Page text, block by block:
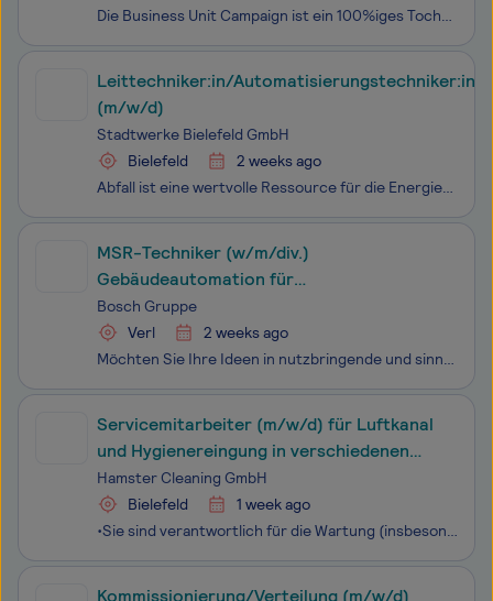
Die Business Unit Campaign ist ein 100%iges Tochterunternehmen von Bertelsmann und Teil der Division Bertelsmann Marketing Services. Seit mehr als 30 Jahren entwickeln wir als internationaler Dienstleistungsspezialist Marketing- und Kommunikationslösungen, die Menschen erreichen, Prozesse vereinfach
Leittechniker:in/Automatisierungstechniker:in
(m/w/d)
Stadtwerke Bielefeld GmbH
Bielefeld
2 weeks ago
Abfall ist eine wertvolle Ressource für die Energieerzeugung. In unserer Anlage am Standort Bielefeld nutzen wir sein Potenzial. Der verantwortungsvolle Umgang mit der Anlagentechnik fordert von allen Beschäftigten eine qualifizierte Ausbildung und stets aktuelles Fachwissen – entsprechend vielfälti
MSR-Techniker (w/m/div.)
Gebäudeautomation für
Bundeswehrobjekte – Gebiet Verl
Bosch Gruppe
Verl
2 weeks ago
Möchten Sie Ihre Ideen in nutzbringende und sinnvolle Technologien verwandeln? Ob im Bereich Mobility Solutions, Consumer Goods, Industrial Technology oder Energy and Building Technology - mit uns verbessern Sie die Lebensqualität der Menschen auf der ganzen Welt. Willkommen bei Bosch.Die Bosch Buil
Servicemitarbeiter (m/w/d) für Luftkanal
und Hygienereingung in verschiedenen
Anwendungsbereichen
Hamster Cleaning GmbH
Bielefeld
1 week ago
•Sie sind verantwortlich für die Wartung (insbesondere Luftkanalreinigung) von HLK-Anlagen: hauptsächlich in öffentlichen Gebäuden und Industrieumgebungen, aber auch in Wohnhäusern •Sie arbeiten alleine oder im Team und sind Ansprechpartner für den Kunden bei technischen Fragen •Sie wissen, wie ma
Kommissionierung/Verteilung (m/w/d)